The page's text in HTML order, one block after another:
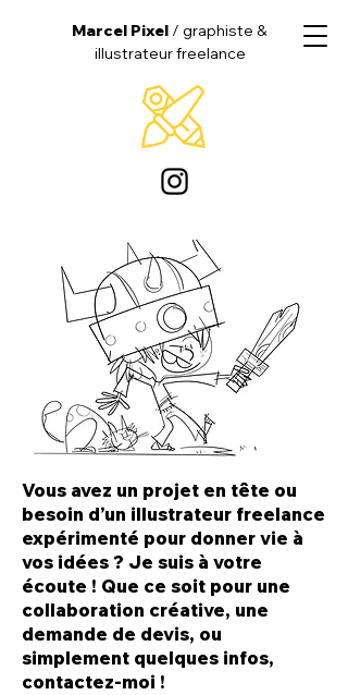
Marcel Pixel / graphiste &
illustrateur freelance
Vous avez un projet en tête ou
besoin d’un illustrateur freelance
expérimenté pour donner vie à
vos idées ? Je suis à votre
écoute ! Que ce soit pour une
collaboration créative, une
demande de devis, ou
simplement quelques infos,
contactez-moi !